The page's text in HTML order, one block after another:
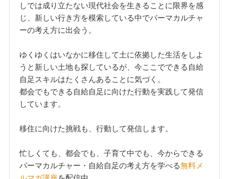
しでは成り立たない現代社会を生きることに限界を感
じ、新しい行き方を模索している中でパーマカルチャ
ーの考え方に出会う。
ゆくゆくはいなかに移住して土に依拠した生活をしよ
うと新しい土地も探しているが、今ここでできる自給
自足スキルはたくさんあることに気づく。
都会でもできる自給自足に向けた行動を実践して発信
しています。
移住に向けた挑戦も、行動して発信します。
忙しくても、都会でも、子育て中でも、今からできる
パーマカルチャー・自給自足の考え方を学べる無料メ